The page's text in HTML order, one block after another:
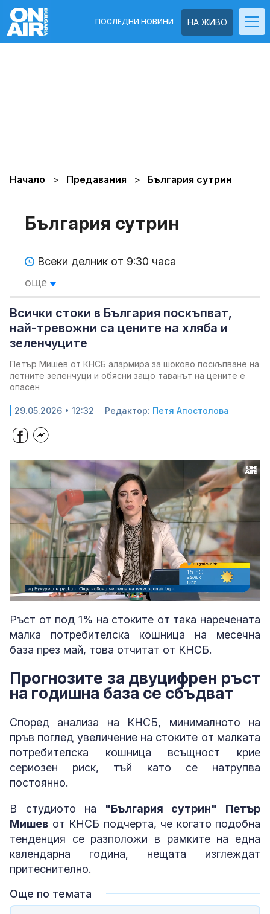
НА ЖИВО
ПОСЛЕДНИ НОВИНИ
Начало Предавания България сутрин
България сутрин
Всеки делник от 9:30 часа
още
Всички стоки в България поскъпват,
най-тревожни са цените на хляба и
зеленчуците
Петър Мишев от КНСБ алармира за шоково поскъпване на
летните зеленчуци и обясни защо таванът на цените е
опасен
29.05.2026 • 12:32 Редактор: Петя Апостолова
Unmute Loaded:
Ръст от под 1% на стоките от така наречената
малка потребителска кошница на месечна
база през май, това отчитат от КНСБ.
Прогнозите за двуцифрен ръст
на годишна база се сбъдват
Според анализа на КНСБ, минималното на
пръв поглед увеличение на стоките от малката
потребителска кошница всъщност крие
сериозен риск, тъй като се натрупва
постоянно.
В студиото на "България сутрин" Петър
Мишев от КНСБ подчерта, че когато подобна
тенденция се разположи в рамките на една
календарна година, нещата изглеждат
притеснително.
Още по темата